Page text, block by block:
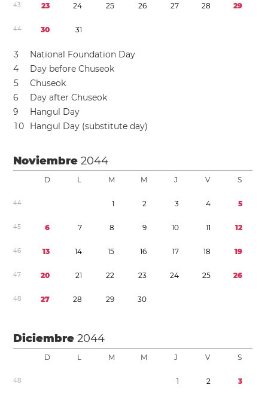
43 23 24 25 26 27 28 29
44 30 31
3
National Foundation Day
4
Day before Chuseok
5
Chuseok
6
Day after Chuseok
9
Hangul Day
10 Hangul Day (substitute day)
Noviembre2044
D L M M J V S
44 1 2 3 4 5
45 6 7 8 9 10 11 12
46 13 14 15 16 17 18 19
47 20 21 22 23 24 25 26
48 27 28 29 30
Diciembre2044
D L M M J V S
48 1 2 3